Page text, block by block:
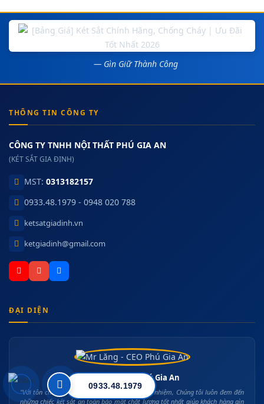
— Gìn Giữ Thành Công
THÔNG TIN CÔNG TY
CÔNG TY TNHH NỘI THẤT PHÚ GIA AN
(KÉT SẮT GIA ĐỊNH)
MST: 0313182157
0933.48.1979 - 0948 020 788
ketsatgiadinh.vn
ketgiadinh@gmail.com
ĐẠI DIỆN
Mr Lăng - CEO Phú Gia An
"Với tôn chỉ làm việc bằng cái Tâm và có trách nhiệm, Chúng tôi luôn đem đến
những chiếc két sắt an toàn bảo mật chất lượng tốt nhất giúp khách hàng gìn
0933.48.1979